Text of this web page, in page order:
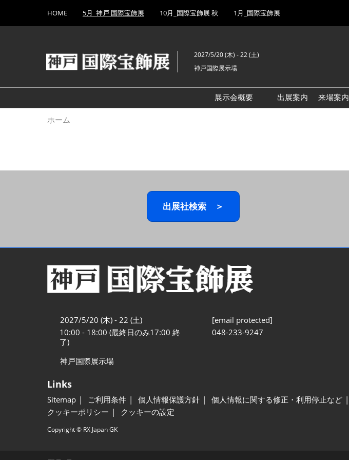
キ
し
て
to
HOME 5月_神戸 国際宝飾展 10月_国際宝飾展 秋 1月_国際宝飾展
2027/5/20 (木) - 22 (土)
神戸国際展示場
展示会概要
出展案内
来場案内
ホーム
出展社検索 ＞
2027/5/20 (木) - 22 (土)
10:00 - 18:00 (最終日のみ17:00 終
了)
神戸国際展示場
[email protected]
048-233-9247
Links
Sitemap ご利用条件 個人情報保護方針 個人情報に関する修正・利用停止など
クッキーポリシー
クッキーの設定
Copyright © RX Japan GK